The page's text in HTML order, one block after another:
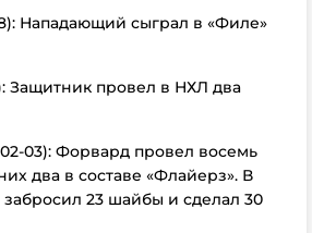
Нападающий сыграл в «Филе»
Защитник провел в НХЛ два
03): Форвард провел восемь
два в составе «Флайерз». В
23 шайбы и сделал 30